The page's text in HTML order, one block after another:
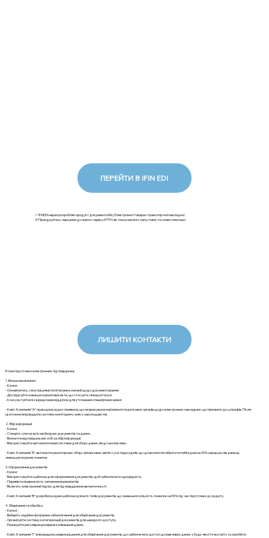
ПЕРЕЙТИ В IFIN EDI
✅ iFinEDI наразі розробляє продукт документообігу Електронної товарно-транспортної накладної.
💡Приєднуйтесь першими до нового сервісу ЕТТН: як тільки ми його запустимо та сповістимо вас!
ЛИШИТИ КОНТАКТИ
Етапи підготовки електронних підтверджень
1. Визначення вимог
- Кроки:
- Ознайомтесь з внутрішніми політиками компанії щодо документування.
- Досліджуйте зовнішні нормативні акти, що стосуються вашої галузі.
- Консультуйтеся з юридичним відділом для уточнення специфічних вимог.
- Кейс: Компанія "А" проводила аудит і виявила, що не врахувала нові вимоги податкових органів щодо електронних накладних, що призвело до штрафів. Після
цього вони впровадили систему моніторингу змін у законодавстві.
2. Збір інформації
- Кроки:
- Створіть список всіх необхідних документів та даних.
- Визначте відповідальних осіб за збір інформації.
- Використовуйте автоматизовані системи для збору даних, якщо це можливо.
- Кейс: Компанія "Б" автоматизувала процес збору фінансових звітів з усіх підрозділів, що дозволило їм зібрати потрібні дані на 30% швидше, ніж раніше,
зменшуючи ризик помилок.
3. Оформлення документів
- Кроки:
- Використовуйте шаблони для оформлення документів, щоб забезпечити однорідність.
- Перевірте правильність заповнення реквізитів.
- Включіть електронний підпис для підтвердження автентичності.
- Кейс: Компанія "В" розробила єдині шаблони для всіх типів документів, що зменшило кількість помилок на 50% під час підготовки до аудиту.
4. Зберігання та обробка
- Кроки:
- Виберіть надійне програмне забезпечення для зберігання документів.
- Організуйте систему категоризації документів для швидкого доступу.
- Реалізуйте регулярне резервне копіювання даних.
- Кейс: Компанія "Г" впровадила хмарне рішення для зберігання документів, що забезпечило доступ до важливих даних з будь-якої точки світу та запобігло